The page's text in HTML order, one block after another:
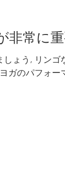
非常に
ょう, リンゴ
ガのパフォー